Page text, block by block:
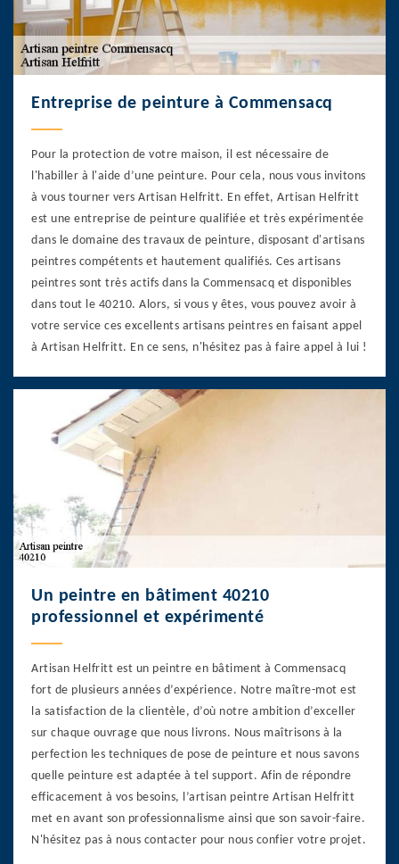
Entreprise de peinture à Commensacq
Pour la protection de votre maison, il est nécessaire de
l'habiller à l'aide d’une peinture. Pour cela, nous vous invitons
à vous tourner vers Artisan Helfritt. En effet, Artisan Helfritt
est une entreprise de peinture qualifiée et très expérimentée
dans le domaine des travaux de peinture, disposant d'artisans
peintres compétents et hautement qualifiés. Ces artisans
peintres sont très actifs dans la Commensacq et disponibles
dans tout le 40210. Alors, si vous y êtes, vous pouvez avoir à
votre service ces excellents artisans peintres en faisant appel
à Artisan Helfritt. En ce sens, n'hésitez pas à faire appel à lui !
Un peintre en bâtiment 40210
professionnel et expérimenté
Artisan Helfritt est un peintre en bâtiment à Commensacq
fort de plusieurs années d’expérience. Notre maître-mot est
la satisfaction de la clientèle, d’où notre ambition d’exceller
sur chaque ouvrage que nous livrons. Nous maîtrisons à la
perfection les techniques de pose de peinture et nous savons
quelle peinture est adaptée à tel support. Afin de répondre
efficacement à vos besoins, l’artisan peintre Artisan Helfritt
met en avant son professionnalisme ainsi que son savoir-faire.
N'hésitez pas à nous contacter pour nous confier votre projet.